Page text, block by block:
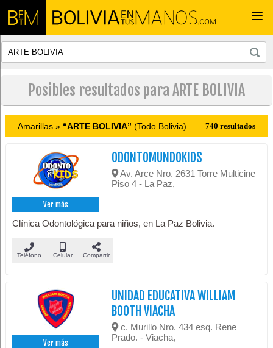
Posibles resultados para ARTE BOLIVIA
Amarillas » “ARTE BOLIVIA” (Todo Bolivia) 740 resultados
Ver más
ODONTOMUNDOKIDS
Av. Arce Nro. 2631 Torre Multicine
Piso 4 - La Paz,
Clínica Odontológica para niños, en La Paz Bolivia.
Teléfono Celular Compartir
Ver más
UNIDAD EDUCATIVA WILLIAM
BOOTH VIACHA
c. Murillo Nro. 434 esq. Rene
Prado. - Viacha,